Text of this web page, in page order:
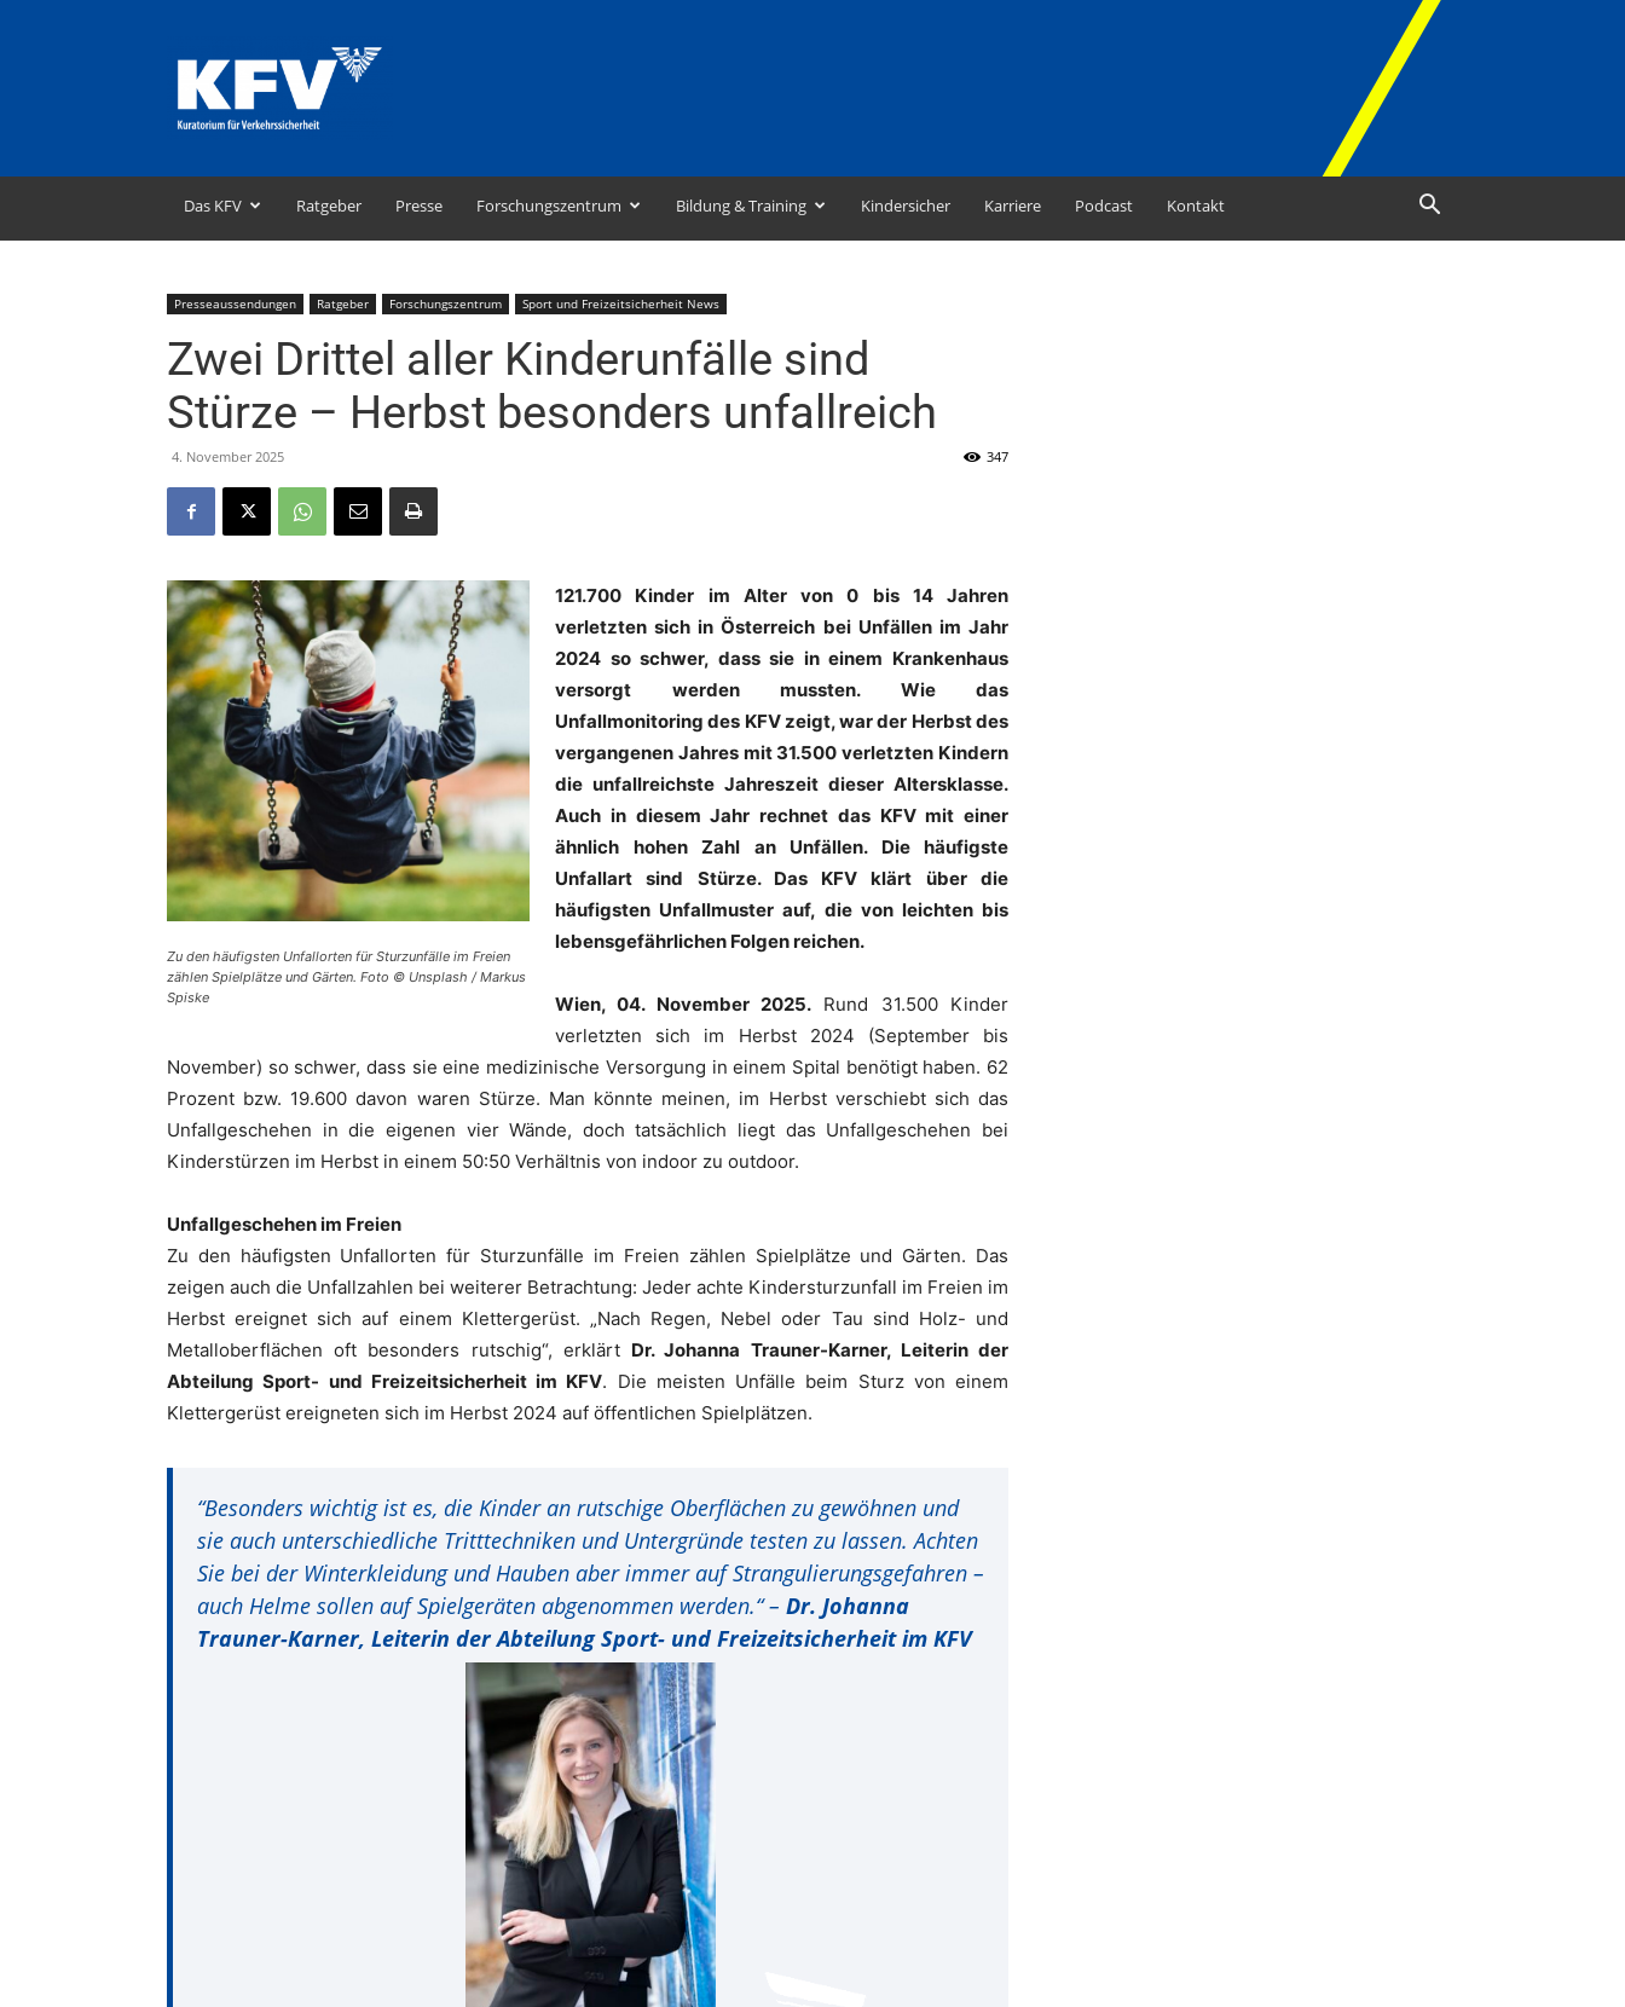
–
Kuratorium
für
Das KFV Ratgeber Presse Forschungszentrum Bildung & Training Kindersicher Karriere Podcast Kontakt
Presseaussendungen Ratgeber Forschungszentrum Sport und Freizeitsicherheit News
Zwei Drittel aller Kinderunfälle sind
Stürze – Herbst besonders unfallreich
4. November 2025 347
Zu den häufigsten Unfallorten für Sturzunfälle im Freien
zählen Spielplätze und Gärten. Foto © Unsplash / Markus
Spiske
121.700 Kinder im Alter von 0 bis 14 Jahren
verletzten sich in Österreich bei Unfällen im Jahr
2024 so schwer, dass sie in einem Krankenhaus
versorgt werden mussten. Wie das
Unfallmonitoring des KFV zeigt, war der Herbst des
vergangenen Jahres mit 31.500 verletzten Kindern
die unfallreichste Jahreszeit dieser Altersklasse.
Auch in diesem Jahr rechnet das KFV mit einer
ähnlich hohen Zahl an Unfällen. Die häufigste
Unfallart sind Stürze. Das KFV klärt über die
häufigsten Unfallmuster auf, die von leichten bis
lebensgefährlichen Folgen reichen.
Wien, 04. November 2025. Rund 31.500 Kinder
verletzten sich im Herbst 2024 (September bis
November) so schwer, dass sie eine medizinische Versorgung in einem Spital benötigt haben. 62
Prozent bzw. 19.600 davon waren Stürze. Man könnte meinen, im Herbst verschiebt sich das
Unfallgeschehen in die eigenen vier Wände, doch tatsächlich liegt das Unfallgeschehen bei
Kinderstürzen im Herbst in einem 50:50 Verhältnis von indoor zu outdoor.
Unfallgeschehen im Freien
Zu den häufigsten Unfallorten für Sturzunfälle im Freien zählen Spielplätze und Gärten. Das
zeigen auch die Unfallzahlen bei weiterer Betrachtung: Jeder achte Kindersturzunfall im Freien im
Herbst ereignet sich auf einem Klettergerüst. „Nach Regen, Nebel oder Tau sind Holz- und
Metalloberflächen oft besonders rutschig“, erklärt Dr. Johanna Trauner-Karner, Leiterin der
Abteilung Sport- und Freizeitsicherheit im KFV. Die meisten Unfälle beim Sturz von einem
Klettergerüst ereigneten sich im Herbst 2024 auf öffentlichen Spielplätzen.
“Besonders wichtig ist es, die Kinder an rutschige Oberflächen zu gewöhnen und
sie auch unterschiedliche Tritttechniken und Untergründe testen zu lassen. Achten
Sie bei der Winterkleidung und Hauben aber immer auf Strangulierungsgefahren –
auch Helme sollen auf Spielgeräten abgenommen werden.“ – Dr. Johanna
Trauner-Karner, Leiterin der Abteilung Sport- und Freizeitsicherheit im KFV